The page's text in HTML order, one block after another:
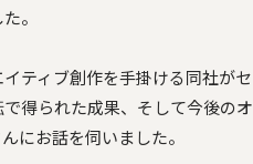
。
ティブ創作を手掛ける同社が
得られた成果、そして今後の
にお話を伺いました。